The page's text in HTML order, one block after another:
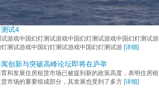
试4
游戏中国幻灯测试游戏中国幻灯测试游戏中国幻灯测试
测试游戏中国幻灯测试游戏中国幻灯测试游 [详细]
创新与突破高峰论坛即将在庐举
和发展住房租赁市场已被提到新的政策高度，表明住房
市场的重要组成部分，其发展也受到了多方 [详细]